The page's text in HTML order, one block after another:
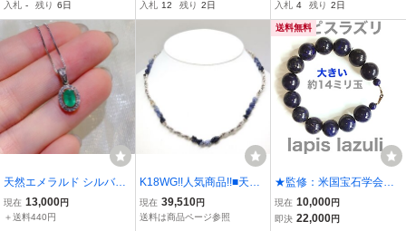
ペンダントトップ 天然
石 AI-1-41
入札 - 残り 6日
ル ネックレス 指輪 720ｇ
入札 12 残り 2日
水晶 虎目 ルチル他/silver
留め具含む
入札 4 残り 2日
天然エメラルド シルバー
925 オーバルカットスト
ーン 4x6mm、ナチュラ
現在 13,000円
＋送料440円
K18WG!!人気商品!!■天然
サファイアネックレス■A
約12.3g 約41.0cm sapphi
現在 39,510円
送料は商品ページ参照
送料無料
★監修：米国宝石学会鑑
定士(GIA G.G.）★天然ラ
ピスラズリ K18 栗生のく
現在 10,000円
即決 22,000円